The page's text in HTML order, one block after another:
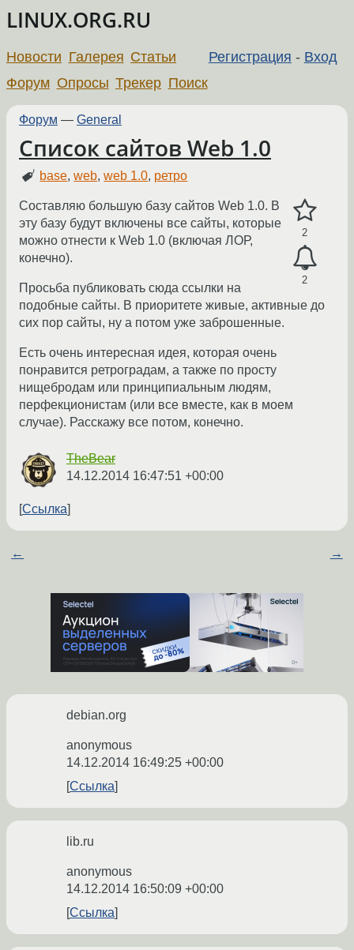
LINUX.ORG.RU
Регистрация - Вход
Новости Галерея Статьи
Форум Опросы Трекер Поиск
Форум — General
Список сайтов Web 1.0
base,web,web 1.0, ретро
2
2
Составляю большую базу сайтов Web 1.0. В
эту базу будут включены все сайты, которые
можно отнести к Web 1.0 (включая ЛОР,
конечно).
Просьба публиковать сюда ссылки на
подобные сайты. В приоритете живые, активные до
сих пор сайты, ну а потом уже заброшенные.
Есть очень интересная идея, которая очень
понравится ретроградам, а также по просту
нищебродам или принципиальным людям,
перфекционистам (или все вместе, как в моем
случае). Расскажу все потом, конечно.
TheBear
14.12.2014 16:47:51 +00:00
Ссылка
← →
debian.org
anonymous
14.12.2014 16:49:25 +00:00
Ссылка
lib.ru
anonymous
14.12.2014 16:50:09 +00:00
Ссылка